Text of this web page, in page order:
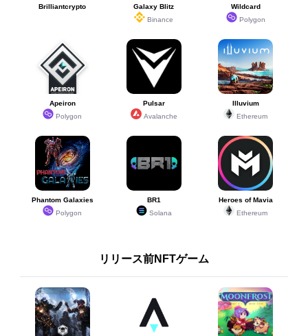
Brilliantcrypto
Galaxy Blitz
Binance
Wildcard
Polygon
Apeiron
Polygon
Pulsar
Avalanche
Illuvium
Ethereum
Phantom Galaxies
Polygon
BR1
Solana
Heroes of Mavia
Ethereum
リリース前NFTゲーム